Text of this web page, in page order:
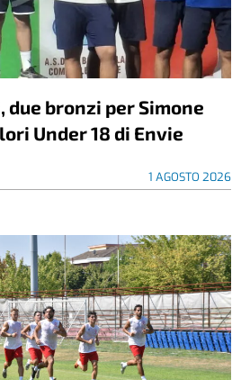
due bronzi per Simone
Under 18 di Envie
1 AGOSTO 2026